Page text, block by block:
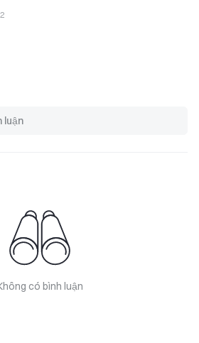
có bình luận